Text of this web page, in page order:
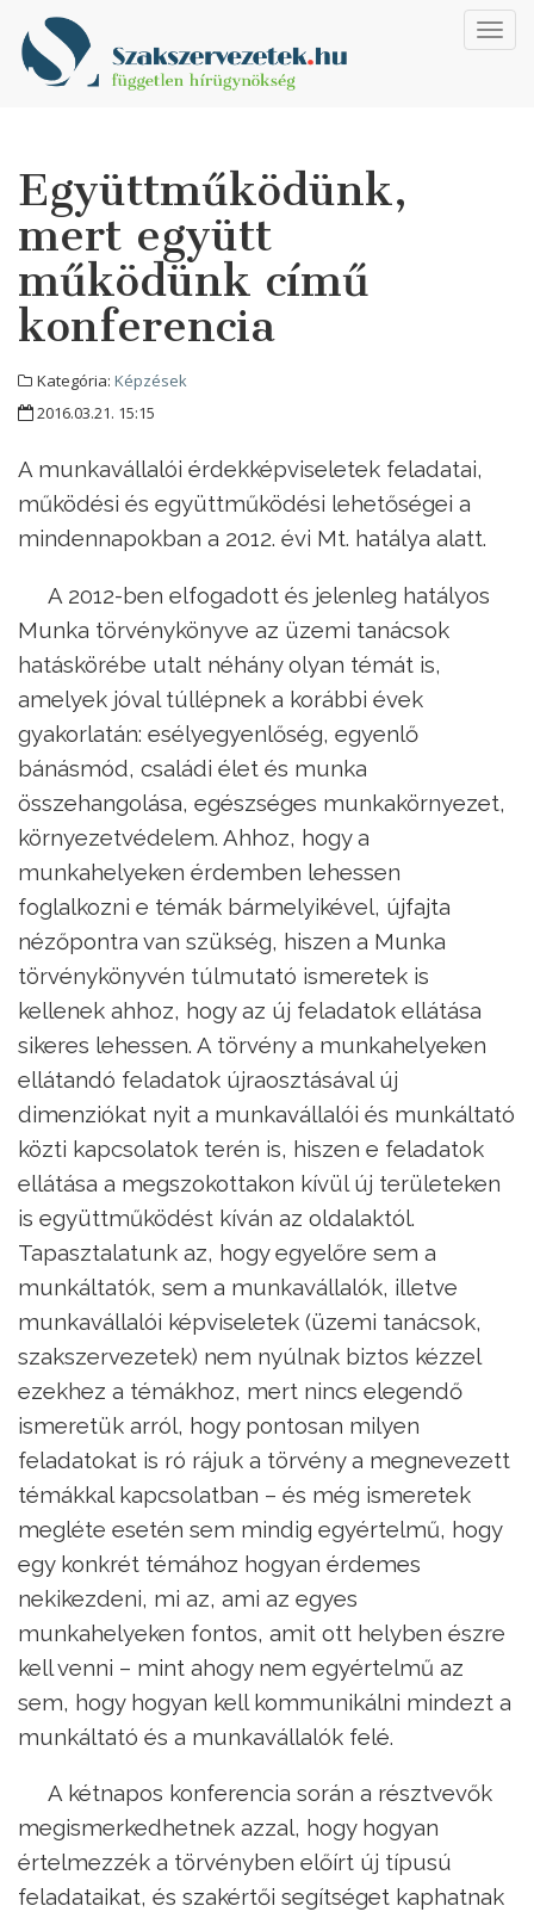
Együttműködünk,
mert együtt
működünk című
konferencia
Kategória: Képzések
2016.03.21. 15:15
A munkavállalói érdekképviseletek feladatai,
működési és együttműködési lehetőségei a
mindennapokban a 2012. évi Mt. hatálya alatt.
A 2012-ben elfogadott és jelenleg hatályos
Munka törvénykönyve az üzemi tanácsok
hatáskörébe utalt néhány olyan témát is,
amelyek jóval túllépnek a korábbi évek
gyakorlatán: esélyegyenlőség, egyenlő
bánásmód, családi élet és munka
összehangolása, egészséges munkakörnyezet,
környezetvédelem. Ahhoz, hogy a
munkahelyeken érdemben lehessen
foglalkozni e témák bármelyikével, újfajta
nézőpontra van szükség, hiszen a Munka
törvénykönyvén túlmutató ismeretek is
kellenek ahhoz, hogy az új feladatok ellátása
sikeres lehessen. A törvény a munkahelyeken
ellátandó feladatok újraosztásával új
dimenziókat nyit a munkavállalói és munkáltató
közti kapcsolatok terén is, hiszen e feladatok
ellátása a megszokottakon kívül új területeken
is együttműködést kíván az oldalaktól.
Tapasztalatunk az, hogy egyelőre sem a
munkáltatók, sem a munkavállalók, illetve
munkavállalói képviseletek (üzemi tanácsok,
szakszervezetek) nem nyúlnak biztos kézzel
ezekhez a témákhoz, mert nincs elegendő
ismeretük arról, hogy pontosan milyen
feladatokat is ró rájuk a törvény a megnevezett
témákkal kapcsolatban – és még ismeretek
megléte esetén sem mindig egyértelmű, hogy
egy konkrét témához hogyan érdemes
nekikezdeni, mi az, ami az egyes
munkahelyeken fontos, amit ott helyben észre
kell venni – mint ahogy nem egyértelmű az
sem, hogy hogyan kell kommunikálni mindezt a
munkáltató és a munkavállalók felé.
A kétnapos konferencia során a résztvevők
megismerkedhetnek azzal, hogy hogyan
értelmezzék a törvényben előírt új típusú
feladataikat, és szakértői segítséget kaphatnak